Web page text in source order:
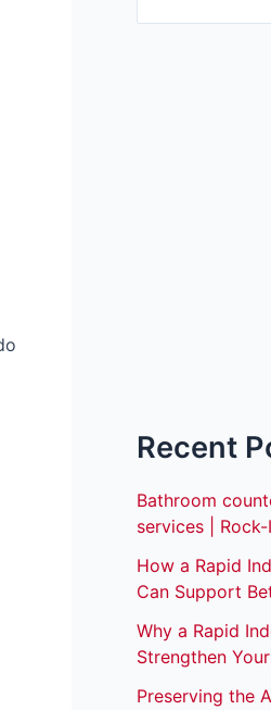
Recent
Bathroom
services |
How a Rapid
Can Support
Why a Rapid
Strengthen
Preserving the